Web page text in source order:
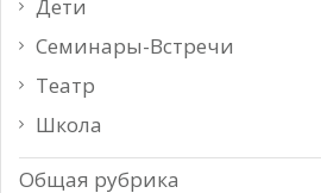
Дети
Семинары-Встречи
Театр
Школа
Общая рубрика